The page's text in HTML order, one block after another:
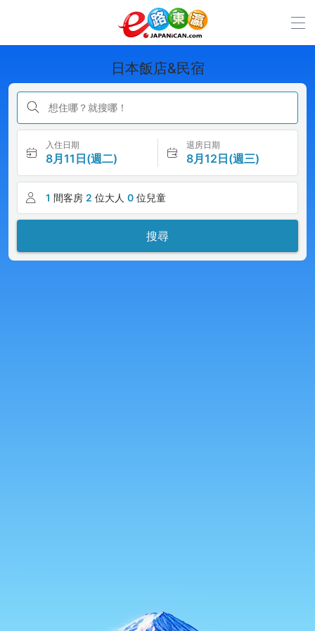
日本飯店&民宿
想住哪？就搜哪！
入住日期
8月11日(週二)
退房日期
8月12日(週三)
1 間客房 2 位大人 0 位兒童
搜尋